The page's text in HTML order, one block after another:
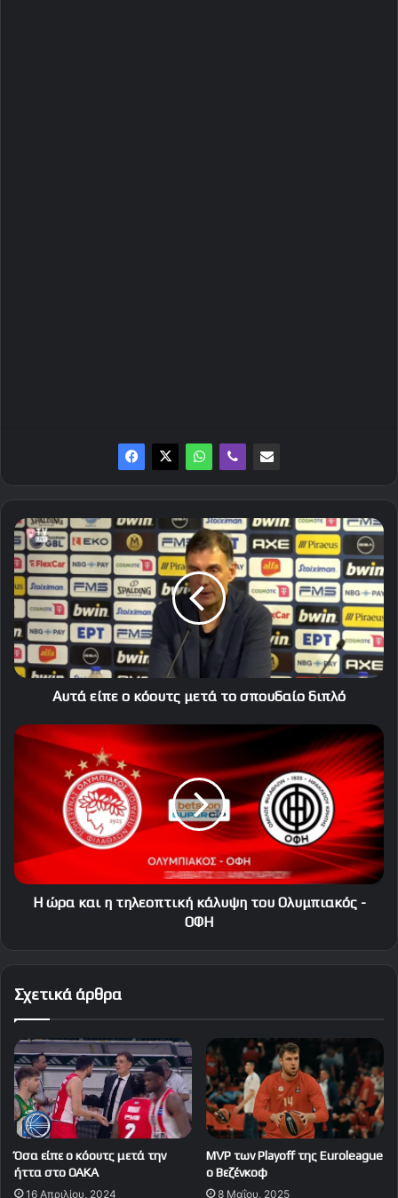
Αυτά
είπε
ο
κόουτς
μετά
το
σπουδαίο
διπλό
Αυτά είπε ο κόουτς μετά το σπουδαίο διπλό
Η
τηλεοπτική
κάλυψη
Ολυμπιακός
-
ΟΦΗΗ ώρα και η τηλεοπτική κάλυψη του Ολυμπιακός -
ΟΦΗ
Σχετικά άρθρα
Όσα είπε ο κόουτς μετά την
ήττα στο ΟΑΚΑ
16 Απριλίου, 2024
MVP των Playoff της Euroleague
ο Βεζένκοφ
8 Μαΐου, 2025